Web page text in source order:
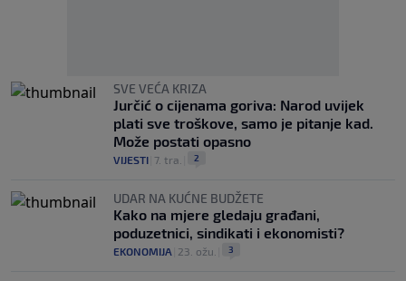
SVE VEĆA KRIZA
Jurčić o cijenama goriva: Narod uvijek
plati sve troškove, samo je pitanje kad.
Može postati opasno
VIJESTI 7. tra. 2
UDAR NA KUĆNE BUDŽETE
Kako na mjere gledaju građani,
poduzetnici, sindikati i ekonomisti?
EKONOMIJA 23. ožu. 3